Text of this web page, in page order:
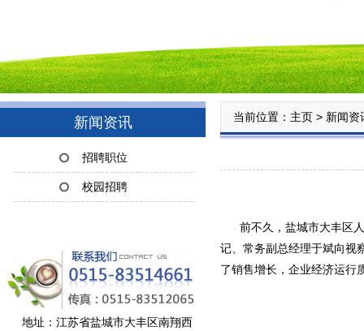
新闻资讯
招聘职位
校园招聘
地址：江苏省盐城市大丰区南翔西
当前位置： 主页 > 新闻资
前不久，盐城市大丰区人
记、常务副总经理于斌向视
了销售增长，企业经济运行